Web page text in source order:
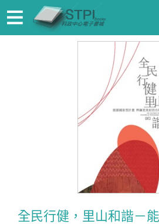
全民行健，里山和諧－